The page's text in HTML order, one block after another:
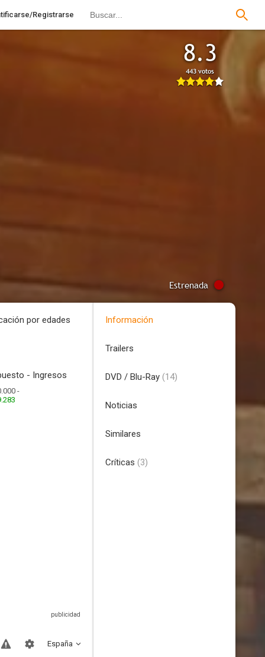
Registrarse
8.3
443 votos
Estrenada
por edades
- Ingresos
-
España
Información
Trailers
DVD / Blu-Ray (14)
Noticias
Similares
Críticas (3)